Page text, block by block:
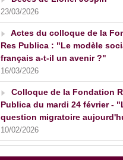
23/03/2026
Actes du colloque de la
Res Publica : "Le modèle
français a-t-il un avenir ?"
16/03/2026
Colloque de la Fondation
Publica du mardi 24 février -
question migratoire
10/02/2026